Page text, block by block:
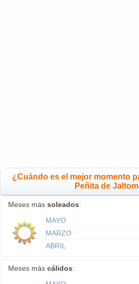
¿Cuándo es el mejor momento
Peñita de
Meses más soleados:
MAYO
MARZO
ABRIL
Meses más cálidos: